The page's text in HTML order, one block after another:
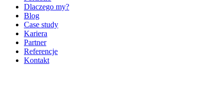
Dlaczego my?
Blog
Case study
Kariera
Partner
Referencje
Kontakt